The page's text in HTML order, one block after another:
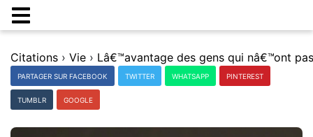
Citations › Vie ›
PARTAGER SUR FACEBOOK TWITTER WHATSAPP PINTEREST
TUMBLR GOOGLE